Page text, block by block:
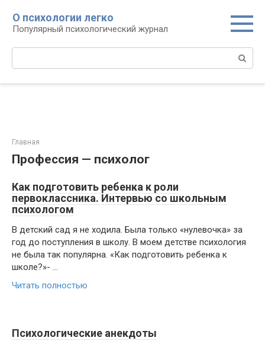
контенту
О психологии легко
Популярный психологический журнал
Главная
Профессия — психолог
Как подготовить ребенка к роли
первоклассника. Интервью со школьным
психологом
В детский сад я не ходила. Была только «нулевочка» за
год до поступления в школу. В моем детстве психология
не была так популярна. «Как подготовить ребенка к
школе?»- ...
Читать полностью
Психологические анекдоты